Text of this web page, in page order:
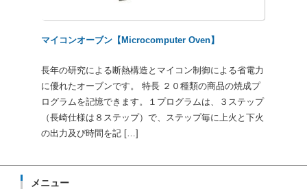
マイコンオーブン【Microcomputer Oven】
長年の研究による断熱構造とマイコン制御による省電力
に優れたオーブンです。 特長 ２０種類の商品の焼成プ
ログラムを記憶できます。１プログラムは、３ステップ
（長崎仕様は８ステップ）で、ステップ毎に上火と下火
の出力及び時間を記 […]
メニュー